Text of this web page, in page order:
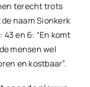
terecht trots
naam Sionkerk
43 en 6: “En komt
mensen wel
en kostbaar”.